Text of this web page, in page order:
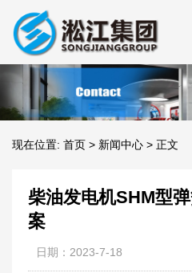
现在位置: 首页 > 新闻中心 > 正文
柴油发电机SHM型
案
日期：2023-7-18